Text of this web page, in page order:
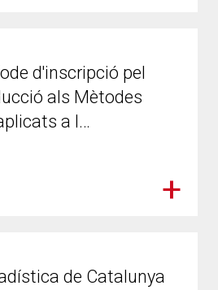
d'inscripció pel
als Mètodes
a l…
de Catalunya